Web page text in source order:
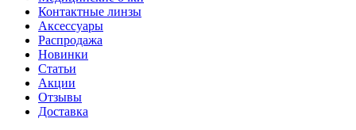
Контактные линзы
Аксессуары
Распродажа
Новинки
Статьи
Акции
Отзывы
Доставка